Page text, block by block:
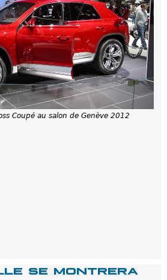
Coupé au salon de Genève 2012
se montrera